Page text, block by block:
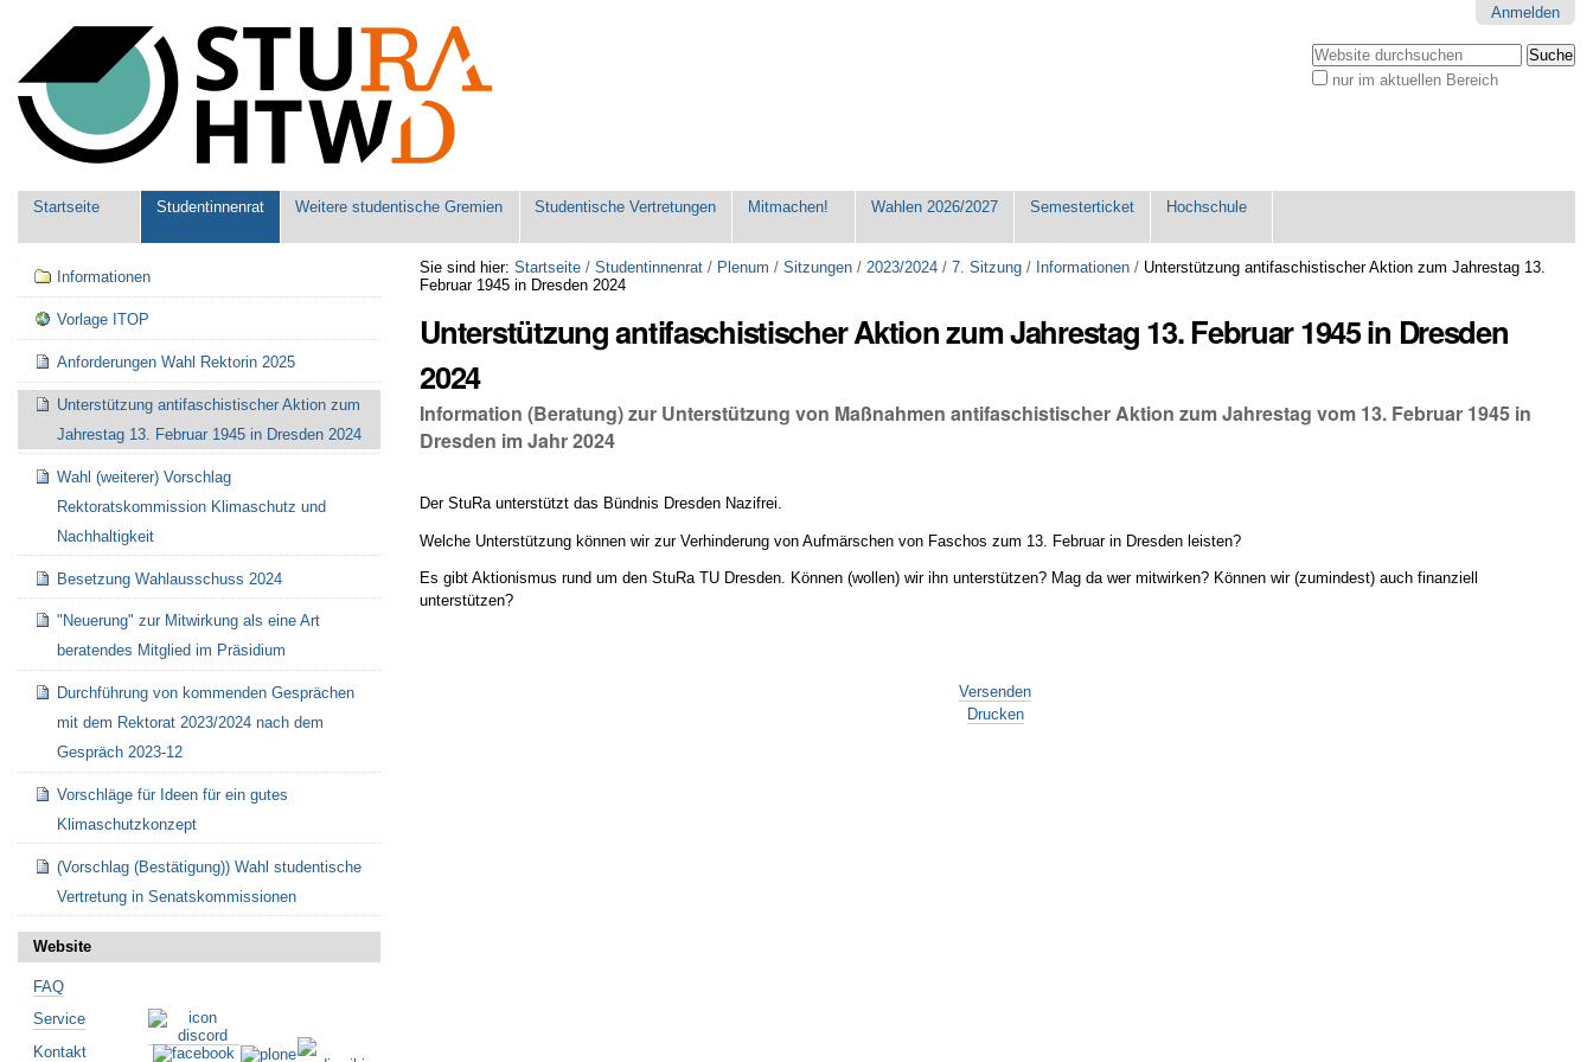
Werkzeuge
Anmelden
Website durchsuchen
nur im aktuellen Bereich
Sektionen
Startseite Studentinnenrat Weitere studentische Gremien Studentische Vertretungen Mitmachen! Wahlen 2026/2027 Semesterticket Hochschule
Sie sind hier: Startseite /Studentinnenrat / Plenum /Sitzungen /2023/2024 /7. Sitzung / Informationen / Unterstützung antifaschistischer Aktion zum Jahrestag 13.
Februar 1945 in Dresden 2024
Unterstützung antifaschistischer Aktion zum Jahrestag 13. Februar 1945 in Dresden
2024
Information (Beratung) zur Unterstützung von Maßnahmen antifaschistischer Aktion zum Jahrestag vom 13. Februar 1945 in
Dresden im Jahr 2024
Der StuRa unterstützt das Bündnis Dresden Nazifrei.
Welche Unterstützung können wir zur Verhinderung von Aufmärschen von Faschos zum 13. Februar in Dresden leisten?
Es gibt Aktionismus rund um den StuRa TU Dresden. Können (wollen) wir ihn unterstützen? Mag da wer mitwirken? Können wir (zumindest) auch finanziell
unterstützen?
Versenden
Drucken
Navigation
Informationen
Vorlage ITOP
Anforderungen Wahl Rektorin 2025
Unterstützung antifaschistischer Aktion zum
Jahrestag 13. Februar 1945 in Dresden 2024
Wahl (weiterer) Vorschlag
Rektoratskommission Klimaschutz und
Nachhaltigkeit
Besetzung Wahlausschuss 2024
"Neuerung" zur Mitwirkung als eine Art
beratendes Mitglied im Präsidium
Durchführung von kommenden Gesprächen
mit dem Rektorat 2023/2024 nach dem
Gespräch 2023-12
Vorschläge für Ideen für ein gutes
Klimaschutzkonzept
(Vorschlag (Bestätigung)) Wahl studentische
Vertretung in Senatskommissionen
Website
FAQ
Service
Kontakt